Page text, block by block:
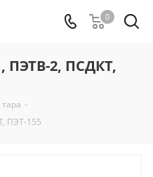
0
ПЭТВ-2, ПСДКТ,
-
ПЭТ-155